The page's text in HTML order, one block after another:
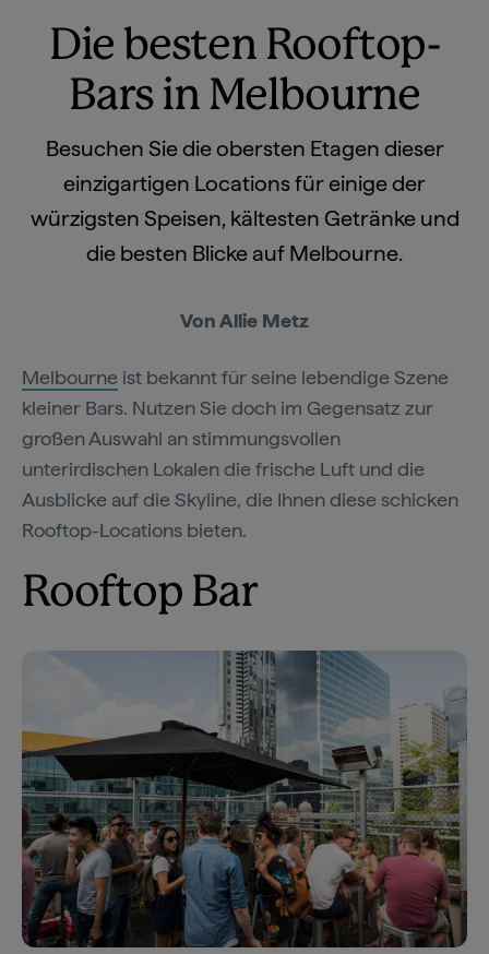
Die besten Rooftop-
Bars in Melbourne
Besuchen Sie die obersten Etagen dieser
einzigartigen Locations für einige der
würzigsten Speisen, kältesten Getränke und
die besten Blicke auf Melbourne.
Von Allie Metz
Melbourne ist bekannt für seine lebendige Szene
kleiner Bars. Nutzen Sie doch im Gegensatz zur
großen Auswahl an stimmungsvollen
unterirdischen Lokalen die frische Luft und die
Ausblicke auf die Skyline, die Ihnen diese schicken
Rooftop-Locations bieten.
Rooftop Bar